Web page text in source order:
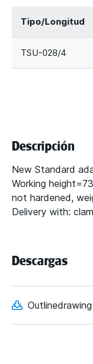
Tipo/Longitud
TSU-028/4
Descripción
New Standard
Working
not hardened,
Delivery with:
Descargas